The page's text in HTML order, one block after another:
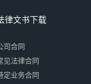
律文书下载
司合同
见法律合同
定业务合同